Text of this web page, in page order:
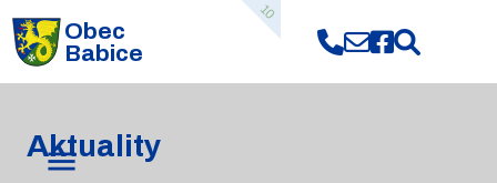
Obec
Babice
10
Aktuality